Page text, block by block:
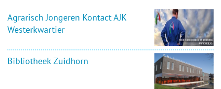
Agrarisch Jongeren Kontact AJK
Westerkwartier
Bibliotheek Zuidhorn